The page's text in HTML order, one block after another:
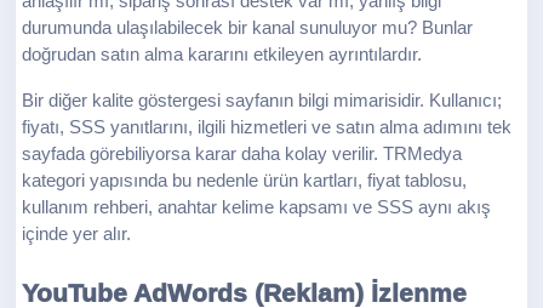
durumunda ulaşılabilecek bir kanal sunuluyor mu? Bunlar
doğrudan satın alma kararını etkileyen ayrıntılardır.
Bir diğer kalite göstergesi sayfanın bilgi mimarisidir. Kullanıcı;
fiyatı, SSS yanıtlarını, ilgili hizmetleri ve satın alma adımını tek
sayfada görebiliyorsa karar daha kolay verilir. TRMedya
kategori yapısında bu nedenle ürün kartları, fiyat tablosu,
kullanım rehberi, anahtar kelime kapsamı ve SSS aynı akış
içinde yer alır.
YouTube AdWords (Reklam) İzlenme